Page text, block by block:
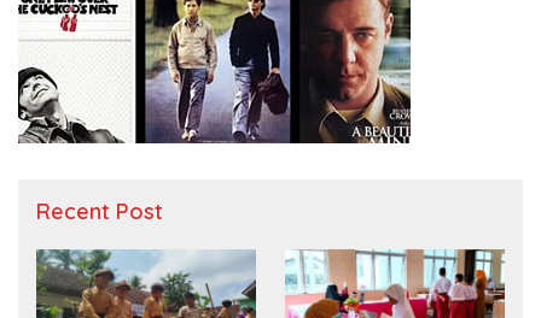
Recent Post